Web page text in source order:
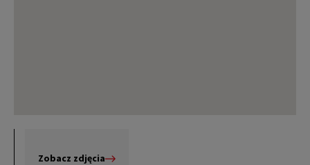
Zobacz zdjęcia